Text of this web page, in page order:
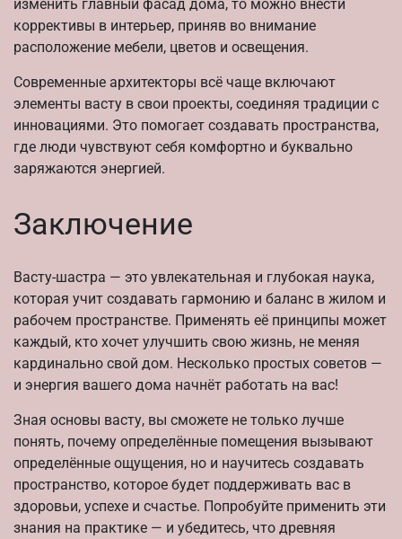
изменить главный фасад дома, то можно внести
коррективы в интерьер, приняв во внимание
расположение мебели, цветов и освещения.
Современные архитекторы всё чаще включают
элементы васту в свои проекты, соединяя традиции с
инновациями. Это помогает создавать пространства,
где люди чувствуют себя комфортно и буквально
заряжаются энергией.
Заключение
Васту-шастра — это увлекательная и глубокая наука,
которая учит создавать гармонию и баланс в жилом и
рабочем пространстве. Применять её принципы может
каждый, кто хочет улучшить свою жизнь, не меняя
кардинально свой дом. Несколько простых советов —
и энергия вашего дома начнёт работать на вас!
Зная основы васту, вы сможете не только лучше
понять, почему определённые помещения вызывают
определённые ощущения, но и научитесь создавать
пространство, которое будет поддерживать вас в
здоровьи, успехе и счастье. Попробуйте применить эти
знания на практике — и убедитесь, что древняя